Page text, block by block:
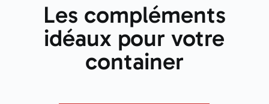
Les compléments
idéaux pour votre
container